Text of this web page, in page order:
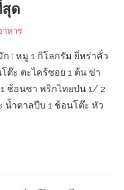
สุด
าหาร
ก : หมู 1 กิโลกรัม ยี่หร่าคั่ว
ต๊ะ ตะไคร้ซอย 1 ต้น ข่า
ช้อนชา พริกไทยป่น 1/ 2
ำตาลปีบ 1 ช้อนโต๊ะ หัว